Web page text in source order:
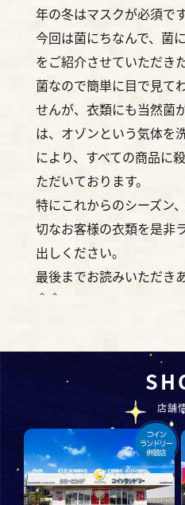
年の冬はマスクが必須で
今回は菌にちなんで、菌
をご紹介させていただき
菌なので簡単に目で見て
せんが、衣類にも当然菌
は、オゾンという気体を
により、すべての商品に
ただいております。
特にこれからのシーズン
切なお客様の衣類を是非
出しください。
最後までお読みいただき
＾＾
店舗